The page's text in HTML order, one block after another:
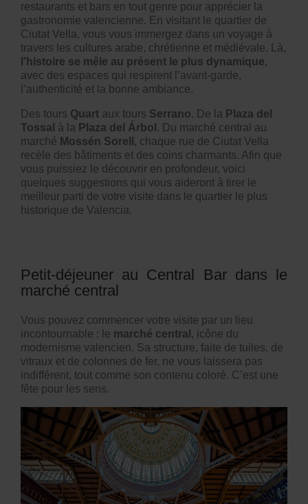
restaurants et bars en tout genre pour apprécier la
gastronomie valencienne. En visitant le quartier de
Ciutat Vella, vous vous immergez dans un voyage à
travers les cultures arabe, chrétienne et médiévale. Là,
l’histoire se mêle au présent le plus dynamique,
avec des espaces qui respirent l’avant-garde,
l’authenticité et la bonne ambiance.
Des tours Quart aux tours Serrano. De la Plaza del
Tossal à la Plaza del Árbol . Du marché central au
marché Mossén Sorell
, chaque rue de Ciutat Vella
recèle des bâtiments et des coins charmants. Afin que
vous puissiez le découvrir en profondeur, voici
quelques suggestions qui vous aideront à tirer le
meilleur parti de votre visite dans le quartier le plus
historique de Valencia.
Petit-déjeuner au Central Bar dans le
marché central
Vous pouvez commencer votre visite par un lieu
incontournable : le marché central , icône du
modernisme valencien. Sa structure, faite de tuiles, de
vitraux et de colonnes de fer, ne vous laissera pas
indifférent, tout comme son contenu coloré. C’est une
fête pour les sens.